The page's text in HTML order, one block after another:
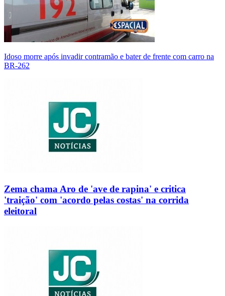
Idoso morre após invadir contramão e bater de frente com carro na
BR-262
Zema chama Aro de 'ave de rapina' e critica
'traição' com 'acordo pelas costas' na corrida
eleitoral